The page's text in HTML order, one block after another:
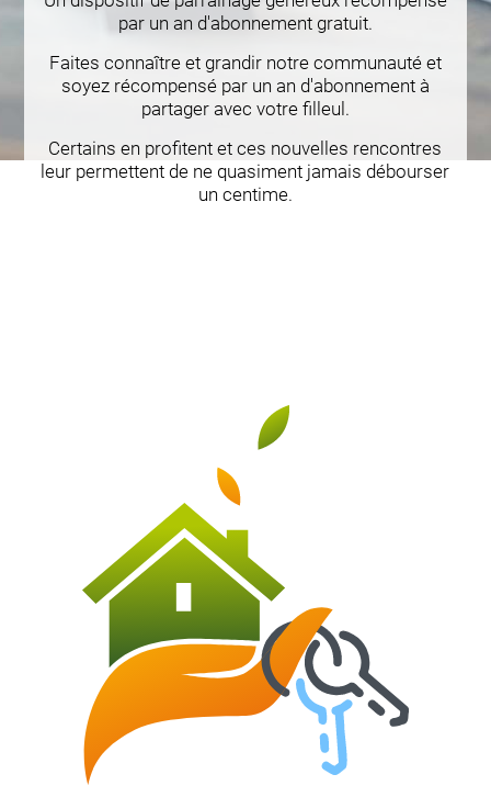
par un an d'abonnement gratuit.
Faites connaître et grandir notre communauté et
soyez récompensé par un an d'abonnement à
partager avec votre filleul.
Certains en profitent et ces nouvelles rencontres
leur permettent de ne quasiment jamais débourser
un centime.